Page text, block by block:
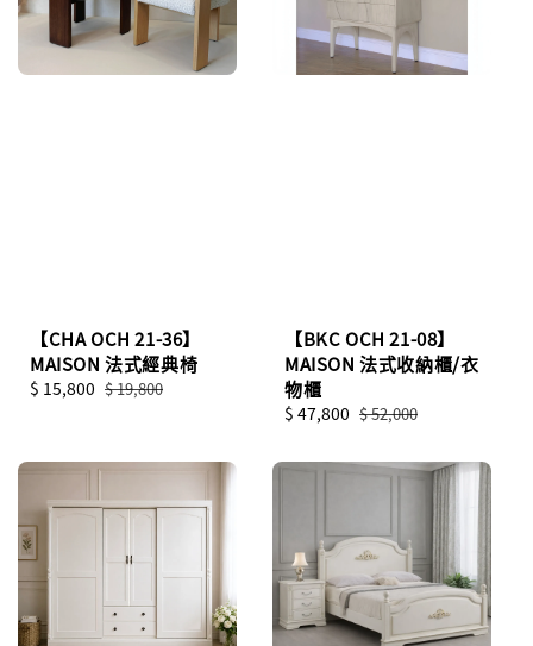
【CHA OCH 21-36】
MAISON 法式經典椅
Sale
$ 15,800 Regular
$ 19,800
【BKC OCH 21-08】
MAISON 法式收納櫃/衣
物櫃
Sale
$ 47,800 Regular
$ 52,000